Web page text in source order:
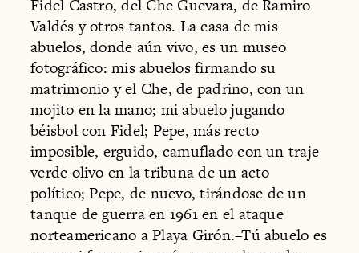
Fidel Castro, del Che Guevara, de Ramiro
Valdés y otros tantos. La casa de mis
abuelos, donde aún vivo, es un museo
fotográfico: mis abuelos firmando su
matrimonio y el Che, de padrino, con un
mojito en la mano; mi abuelo jugando
béisbol con Fidel; Pepe, más recto
imposible, erguido, camuflado con un traje
verde olivo en la tribuna de un acto
político; Pepe, de nuevo, tirándose de un
tanque de guerra en 1961 en el ataque
norteamericano a Playa Girón.–Tú abuelo es